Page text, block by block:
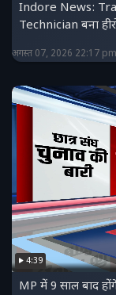
Indore News:
Technician बना
अगस्त 07, 2026 22:17
4:39
MP में 9 साल बाद